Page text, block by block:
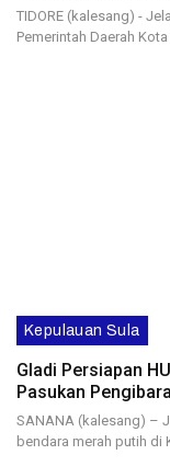
TIDORE (kalesang) -
Pemerintah Daerah
Kepulauan Sula
Gladi Persiapan
Pasukan
SANANA (kalesang) –
bendara merah putih di